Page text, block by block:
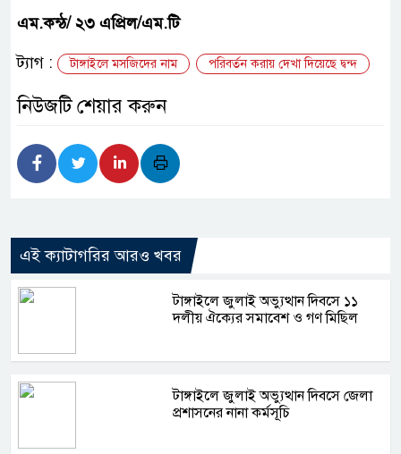
এম.কন্ঠ/ ২৩ এপ্রিল/এম.টি
ট্যাগ :
টাঙ্গাইলে মসজিদের নাম পরিবর্তন করায় দেখা দিয়েছে দ্বন্দ
নিউজটি শেয়ার করুন
এই ক্যাটাগরির আরও খবর
টাঙ্গাইলে জুলাই অভ্যুত্থান দিবসে ১১
দলীয় ঐক্যের সমাবেশ ও গণ মিছিল
টাঙ্গাইলে জুলাই অভ্যুত্থান দিবসে জেলা
প্রশাসনের নানা কর্মসূচি